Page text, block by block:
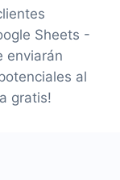
Sheets -
enviarán
al
gratis!